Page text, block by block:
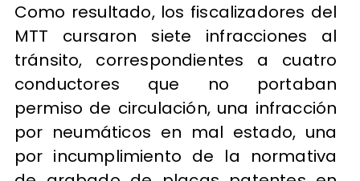
Como resultado, los fiscalizadores del
MTT cursaron siete infracciones al
tránsito, correspondientes a cuatro
conductores que no portaban
permiso de circulación, una infracción
por neumáticos en mal estado, una
por incumplimiento de la normativa